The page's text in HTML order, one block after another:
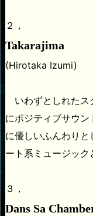
２，
Takarajima
(Hirotaka Izumi)
いわずとしれたス
にポジティブサウ
に優しいふんわり
ート系ミュージック
３，
Dans Sa